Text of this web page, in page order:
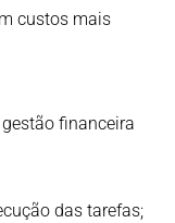
custos mais
financeira
das tarefas;